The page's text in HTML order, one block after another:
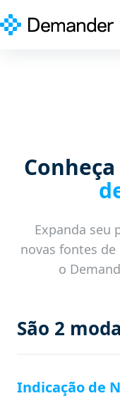
para
Expanda seu
novas fontes
o
São 2
Indicação de